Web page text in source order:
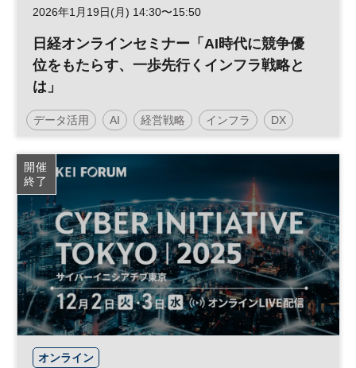
2026年1月19日(月) 14:30〜15:50
日経オンラインセミナー「AI時代に競争優
位をもたらす、一歩先行くインフラ戦略と
は」
データ活用 AI 経営戦略 インフラ DX
参加無料
日経オンラインセミナー
開催
終了
オンライン